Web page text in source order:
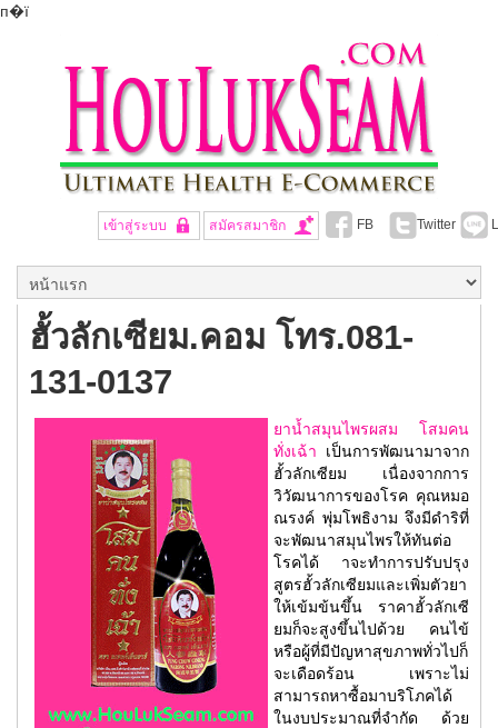
п�ї
เข้าสู่ระบบ สมัครสมาชิก FB Twitter
ฮั้วลักเซียม.คอม โทร.081-
131-0137
ยาน้ำสมุนไพรผสม โสมคน
ทั่งเฉ้า เป็นการพัฒนามาจาก
ฮั้วลักเซียม เนื่องจากการ
วิวัฒนาการของโรค คุณหมอ
ณรงค์ พุ่มโพธิงาม จึงมีดำริที่
จะพัฒนาสมุนไพรให้ทันต่อ
โรคได้ าจะทำการปรับปรุง
สูตรฮั้วลักเซียมและเพิ่มตัวยา
ให้เข้มข้นขึ้น ราคาฮั้วลักเซี
ยมก็จะสูงขึ้นไปด้วย คนไข้
หรือผู้ที่มีปัญหาสุขภาพทั่วไปก็
จะเดือดร้อน เพราะไม่
สามารถหาซื้อมาบริโภคได้
ในงบประมาณที่จำกัด ด้วย